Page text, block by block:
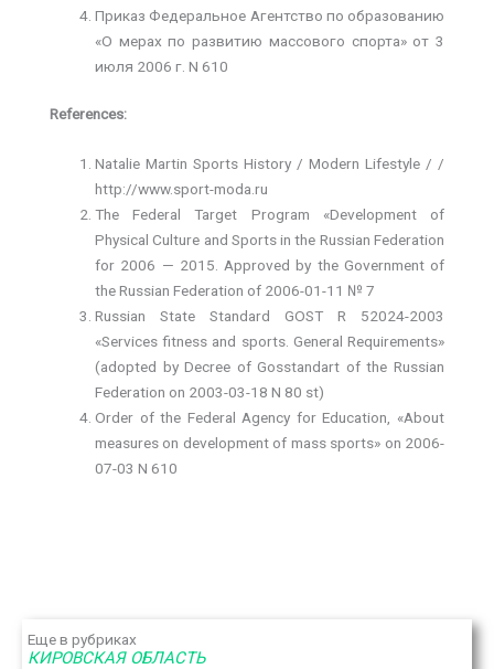
Приказ Федеральное Агентство по образованию
«О мерах по развитию массового спорта» от 3
июля 2006 г. N 610
References:
Natalie Martin Sports History / Modern Lifestyle / /
http://www.sport-moda.ru
The Federal Target Program «Development of
Physical Culture and Sports in the Russian Federation
for 2006 — 2015. Approved by the Government of
the Russian Federation of 2006-01-11 № 7
Russian State Standard GOST R 52024-2003
«Services fitness and sports. General Requirements»
(adopted by Decree of Gosstandart of the Russian
Federation on 2003-03-18 N 80 st)
Order of the Federal Agency for Education, «About
measures on development of mass sports» on 2006-
07-03 N 610
Еще в рубриках
КИРОВСКАЯ ОБЛАСТЬ